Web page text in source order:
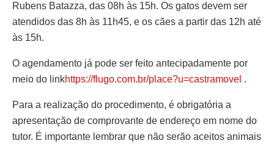
Rubens Batazza, das 08h às 15h. Os gatos devem ser
atendidos das 8h às 11h45, e os cães a partir das 12h até
às 15h.
O agendamento já pode ser feito antecipadamente por
meio do linkhttps://flugo.com.br/place?u=castramovel .
Para a realização do procedimento, é obrigatória a
apresentação de comprovante de endereço em nome do
tutor. É importante lembrar que não serão aceitos animais